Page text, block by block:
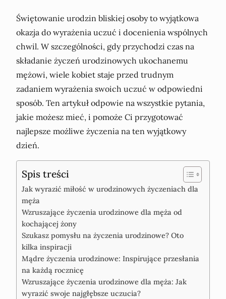
Świętowanie urodzin bliskiej osoby to wyjątkowa
okazja do wyrażenia uczuć i docenienia wspólnych
chwil. W szczególności, gdy przychodzi czas na
składanie życzeń urodzinowych ukochanemu
mężowi, wiele kobiet staje przed trudnym
zadaniem wyrażenia swoich uczuć w odpowiedni
sposób. Ten artykuł odpowie na wszystkie pytania,
jakie możesz mieć, i pomoże Ci przygotować
najlepsze możliwe życzenia na ten wyjątkowy
dzień.
Spis treści
Jak wyrazić miłość w urodzinowych życzeniach dla
męża
Wzruszające życzenia urodzinowe dla męża od
kochającej żony
Szukasz pomysłu na życzenia urodzinowe? Oto
kilka inspiracji
Mądre życzenia urodzinowe: Inspirujące przesłania
na każdą rocznicę
Wzruszające życzenia urodzinowe dla męża: Jak
wyrazić swoje najgłębsze uczucia?